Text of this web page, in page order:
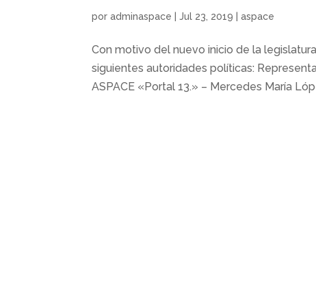
poradminaspace |Jul 23, 2019 |aspace
Con motivo del nuevo inicio de la
siguientes autoridades políticas:
ASPACE «Portal 13.» – Mercedes María